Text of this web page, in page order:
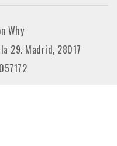
Why
29. Madrid, 28017